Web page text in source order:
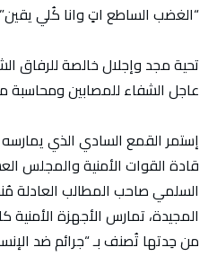
“الغضب الساطع اتٍ وانا كُلي يقين”
تحية مجد وإجلال خالصة للرفاق
عاجل الشفاء للمصابين ومحاسبة
إستمر القمع السادي الذي
قادة القوات الأمنية والمجلس
السلمي صاحب المطالب العادلة
المجيدة، تمارس الأجهزة الأمنية
من حِدتها تُصنف بـ “جرائم ضد